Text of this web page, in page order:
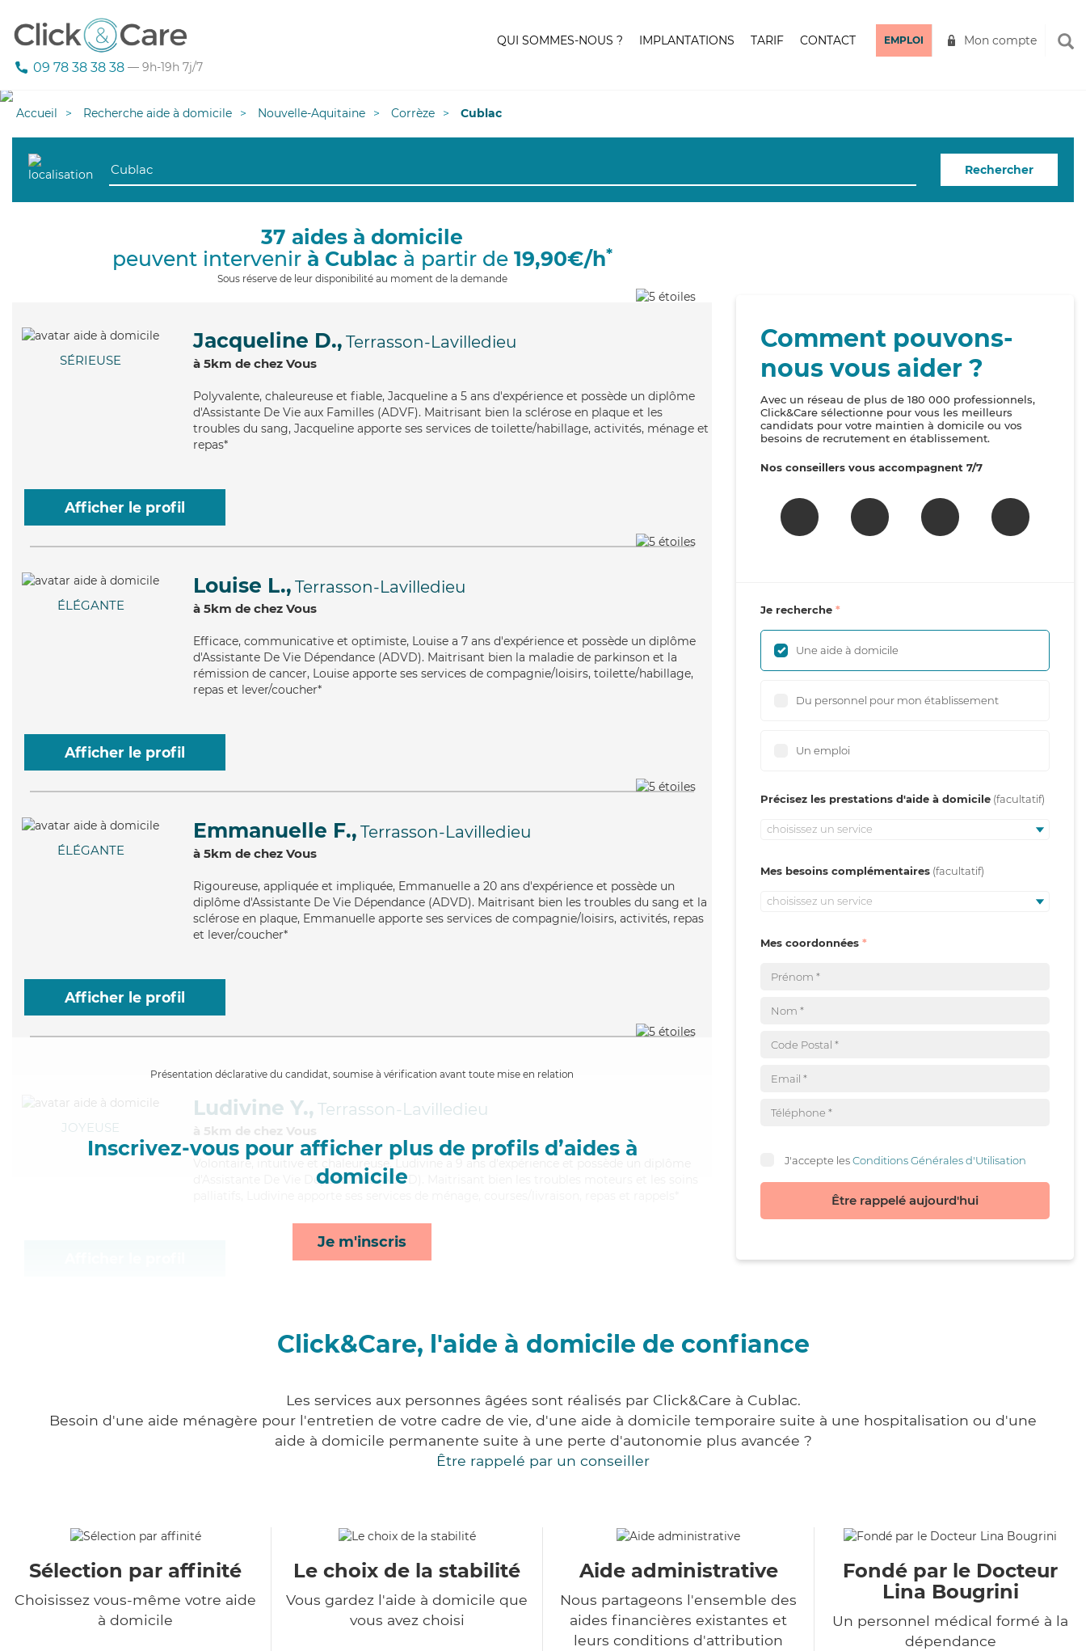
09 78 38 38 38 — 9h-19h 7j/7
QUI SOMMES-NOUS ? IMPLANTATIONS TARIF CONTACT EMPLOI Mon compte
Accueil Recherche aide à domicile Nouvelle-Aquitaine Corrèze Cublac
Rechercher
37 aides à domicile
peuvent intervenir à Cublacà partir de 19,90€/h*
Sous réserve de leur disponibilité au moment de la demande
SÉRIEUSE
Jacqueline D., Terrasson-Lavilledieu
à 5km de chez Vous
Polyvalente, chaleureuse et fiable, Jacqueline a 5 ans d'expérience et possède un diplôme
d'Assistante De Vie aux Familles (ADVF). Maitrisant bien la sclérose en plaque et les
troubles du sang, Jacqueline apporte ses services de toilette/habillage, activités, ménage et
repas*
Afficher le profil
ÉLÉGANTE
Louise L., Terrasson-Lavilledieu
à 5km de chez Vous
Efficace, communicative et optimiste, Louise a 7 ans d'expérience et possède un diplôme
d'Assistante De Vie Dépendance (ADVD). Maitrisant bien la maladie de parkinson et la
rémission de cancer, Louise apporte ses services de compagnie/loisirs, toilette/habillage,
repas et lever/coucher*
Afficher le profil
ÉLÉGANTE
Emmanuelle F., Terrasson-Lavilledieu
à 5km de chez Vous
Rigoureuse, appliquée et impliquée, Emmanuelle a 20 ans d'expérience et possède un
diplôme d'Assistante De Vie Dépendance (ADVD). Maitrisant bien les troubles du sang et la
sclérose en plaque, Emmanuelle apporte ses services de compagnie/loisirs, activités, repas
et lever/coucher*
Afficher le profil
Présentation déclarative du candidat, soumise à vérification avant toute mise en relation
Inscrivez-vous pour afficher plus de profils d’aides à
domicile
Je m'inscris
JOYEUSE
Ludivine Y., Terrasson-Lavilledieu
à 5km de chez Vous
Volontaire
, intuitive et chaleureuse, Ludivine a 9 ans d'expérience et possède un diplôme
d'Assistante De Vie Dépendance (ADVD). Maitrisant bien les troubles moteurs et les soins
Comment pouvons-
nous vous aider ?
Avec un réseau de plus de 180 000 professionnels,
Click&Care sélectionne pour vous les meilleurs
candidats pour votre maintien à domicile ou vos
besoins de recrutement en établissement.
Nos conseillers vous accompagnent 7/7
Je recherche
Une aide à domicile
Du personnel pour mon établissement
Un emploi
Précisez les prestations d'aide à domicile
choisissez un service
Mes besoins complémentaires
choisissez un service
Mes coordonnées
J'accepte lesConditions Générales d'Utilisation
Être rappelé aujourd'hui
Click&Care, l'aide à domicile de confiance
Les services aux personnes âgées sont réalisés par Click&Care à Cublac.
Besoin d'une aide ménagère pour l'entretien de votre cadre de vie, d'une aide à domicile temporaire suite à une hospitalisation ou d'une
aide à domicile permanente suite à une perte d'autonomie plus avancée ?
Être rappelé par un conseiller
Sélection par affinité
Choisissez vous-même votre aide
à domicile
Le choix de la stabilité
Vous gardez l'aide à domicile que
vous avez choisi
Aide administrative
Nous partageons l'ensemble des
aides financières existantes et
leurs conditions d'attribution
Fondé par le Docteur
Lina Bougrini
Un personnel médical formé à la
dépendance